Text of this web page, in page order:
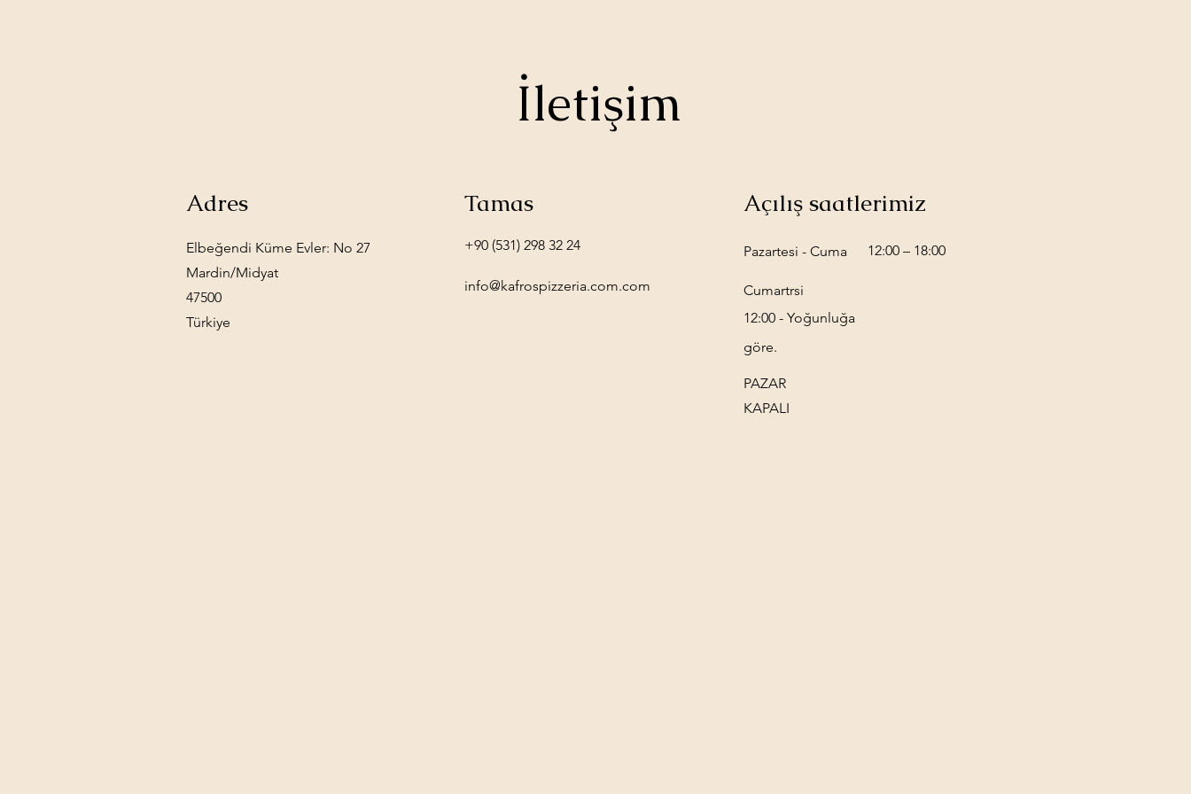
İletişim
Adres Tamas Açılış saatlerimiz
Elbeğendi Küme Evler: No 27
Mardin/Midyat
47500
Türkiye
+90 (531) 298 32 24
info@kafrospizzeria.com.com
Pazartesi - Cuma 12:00 – 18:00
Cumartrsi
12:00 - Yoğunluğa
göre.
PAZAR
KAPALI